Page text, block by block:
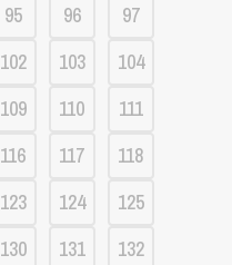
95 96
97
102 103
104
109 110
111
116 117
118
123 124
125
130 131 132